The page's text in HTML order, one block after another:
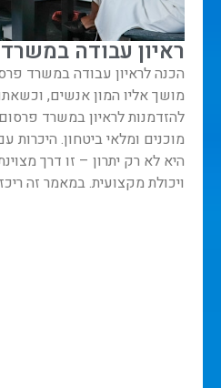
ראיון עבודה
הכנה לראיון עבודה במשרד
מושך אליו המון אנשים,
להזדמנות לראיון במשרד
מוכנים ומלאי ביטחון. היכרות
היא לא רק יתרון – זו דרך
ויכולת מקצועית. במאמר זה